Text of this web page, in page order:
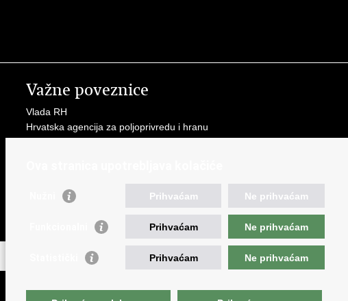
Važne poveznice
Vlada RH
Hrvatska agencija za poljoprivredu i hranu
Hrvatske šume
Pučka pravobraniteljica
Prihvaćam Ne prihvaćam
Prihvaćam Ne prihvaćam
Prihvaćam Ne prihvaćam